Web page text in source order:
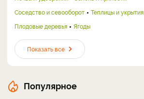
Соседство и севооборот
Теплицы и укрытия
Плодовые деревья
Ягоды
Показать все
Популярное